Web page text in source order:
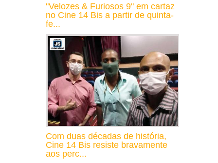
"Velozes & Furiosos 9" em cartaz
no Cine 14 Bis a partir de quinta-
fe...
Com duas décadas de história,
Cine 14 Bis resiste bravamente
aos perc...